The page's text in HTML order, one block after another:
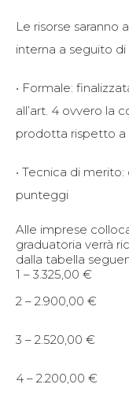
Le risorse saranno
interna a seguito
• Formale:
all’art. 4 ovvero la
prodotta rispetto a
• Tecnica di
punteggi
Alle imprese
graduatoria verrà
dalla tabella
1 – 3.325,00 €
2 – 2.900,00 €
3 – 2.520,00 €
4 – 2.200,00 €